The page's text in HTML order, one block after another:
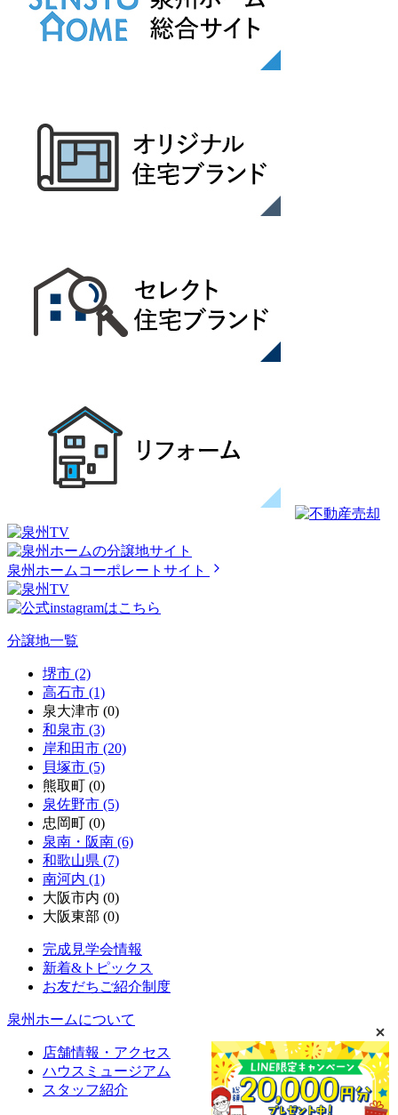
泉州ホームコーポレートサイト
分譲地一覧
堺市 (2)
高石市 (1)
泉大津市 (0)
和泉市 (3)
岸和田市 (20)
貝塚市 (5)
熊取町 (0)
泉佐野市 (5)
忠岡町 (0)
泉南・阪南 (6)
和歌山県 (7)
南河内 (1)
大阪市内 (0)
大阪東部 (0)
完成見学会情報
新着&トピックス
お友だちご紹介制度
泉州ホームについて
店舗情報・アクセス
ハウスミュージアム
スタッフ紹介